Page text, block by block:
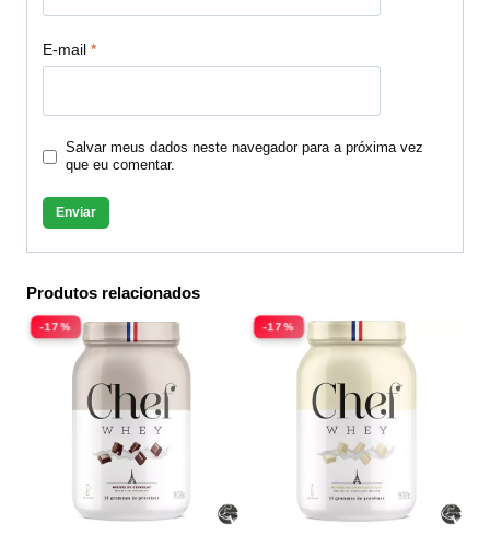
E-mail *
Salvar meus dados neste navegador para a próxima vez
que eu comentar.
Produtos relacionados
-17% -17%